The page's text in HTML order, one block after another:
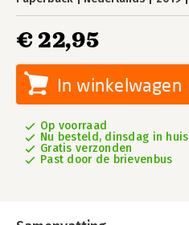
€ 22,95
In winkelwagen
Op voorraad
Nu besteld, dinsdag in huis
Gratis verzonden
Past door de brievenbus